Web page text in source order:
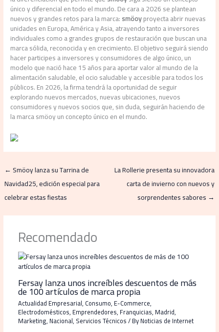
único y diferencial en todo el mundo. De cara a 2026 se plantean
nuevos y grandes retos para la marca:smöoyproyecta abrir nuevas
unidades en Europa, América y Asia, atrayendo tanto a inversores
individuales como a grandes grupos de restauración que buscan una
marca sólida, reconocida y en crecimiento. El objetivo seguirá siendo
hacer participes a inversores y consumidores de algo único, un
modelo que nació hace 15 años para aportar valor al mundo de la
alimentación saludable, el ocio saludable y accesible para todos los
públicos. En 2026, la firma tendrá la oportunidad de seguir
explorando nuevos mercados, nuevas ubicaciones, nuevos
consumidores y nuevos socios que, sin duda, seguirán haciendo de
la marca smöoy un concepto único en el mundo.
← Smöoy lanza su Tarrina de
Navidad25, edición especial para
celebrar estas fiestas
La Rollerie presenta su innovadora
carta de invierno con nuevos y
sorprendentes sabores →
Recomendado
Fersay lanza unos increíbles descuentos de más
de 100 artículos de marca propia
Actualidad Empresarial, Consumo, E-Commerce,
Electrodomésticos, Emprendedores, Franquicias, Madrid,
Marketing, Nacional, Servicios Técnicos/ ByNoticias de Internet